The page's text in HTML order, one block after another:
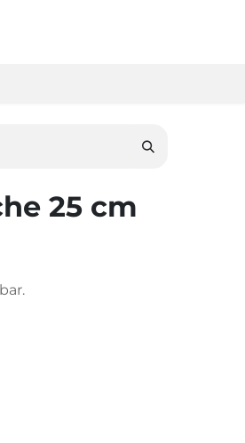
25 cm